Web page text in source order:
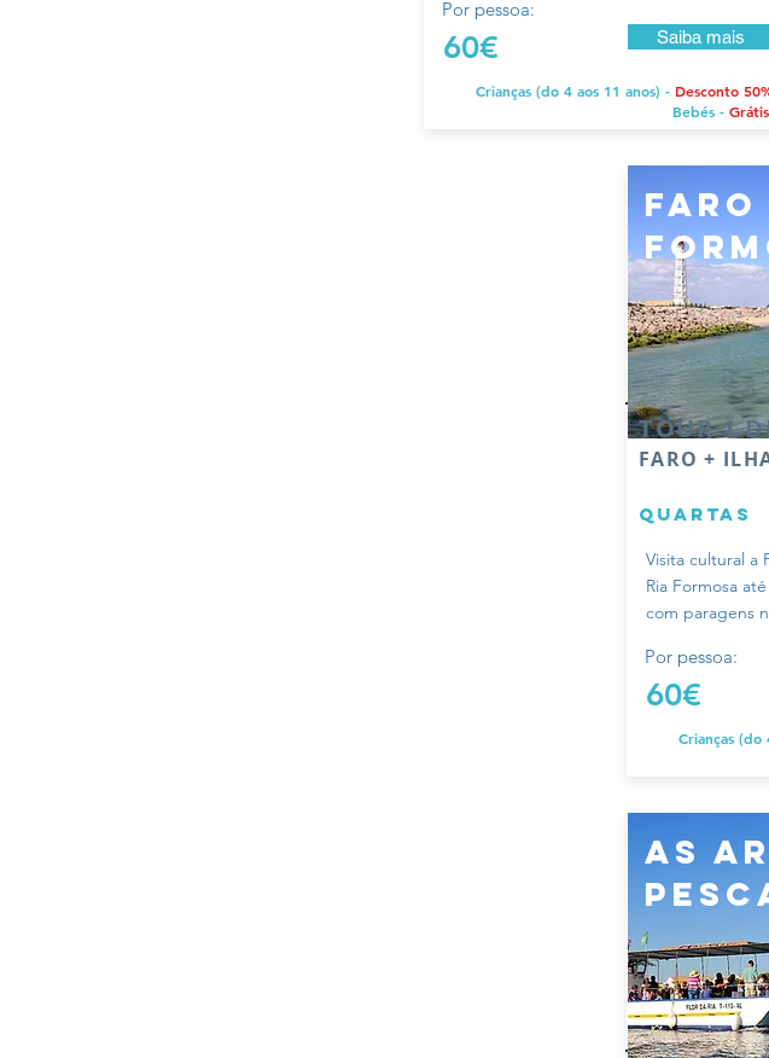
Por pessoa:
60€ Saiba mais
Crianças (do 4 aos 11 anos) - Desconto
Bebés - Grátis
TOUR 1
FARO +
faro
quartas
Visita cultural a
Ria Formosa
com paragens
Por pessoa:
60€
Crianças (do
as